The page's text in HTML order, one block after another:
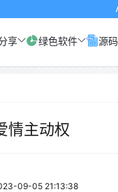
小高网已
享 绿色软件 源
情主动权
09-05 21:13:38